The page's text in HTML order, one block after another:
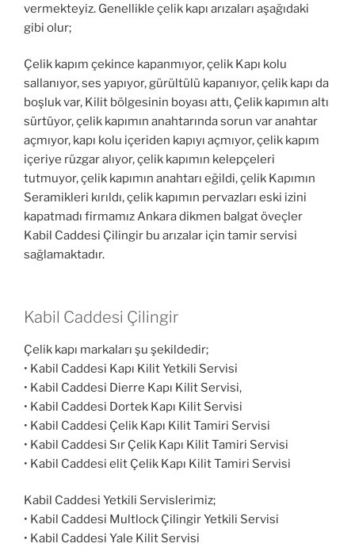
vermekteyiz. Genellikle çelik kapı arızaları aşağıdaki
gibi olur;
Çelik kapım çekince kapanmıyor, çelik Kapı kolu
sallanıyor, ses yapıyor, gürültülü kapanıyor, çelik kapı da
boşluk var, Kilit bölgesinin boyası attı, Çelik kapımın altı
sürtüyor, çelik kapımın anahtarında sorun var anahtar
açmıyor, kapı kolu içeriden kapıyı açmıyor, çelik kapım
içeriye rüzgar alıyor, çelik kapımın kelepçeleri
tutmuyor, çelik kapımın anahtarı eğildi, çelik Kapımın
Seramikleri kırıldı, çelik kapımın pervazları eski izini
kapatmadı firmamız Ankara dikmen balgat öveçler
Kabil Caddesi Çilingir bu arızalar için tamir servisi
sağlamaktadır.
Kabil Caddesi Çilingir
Çelik kapı markaları şu şekildedir;
• Kabil Caddesi Kapı Kilit Yetkili Servisi
• Kabil Caddesi Dierre Kapı Kilit Servisi,
• Kabil Caddesi Dortek Kapı Kilit Servisi
• Kabil Caddesi Çelik Kapı Kilit Tamiri Servisi
• Kabil Caddesi Sır Çelik Kapı Kilit Tamiri Servisi
• Kabil Caddesi elit Çelik Kapı Kilit Tamiri Servisi
Kabil Caddesi Yetkili Servislerimiz;
• Kabil Caddesi Multlock Çilingir Yetkili Servisi
• Kabil Caddesi Yale Kilit Servisi